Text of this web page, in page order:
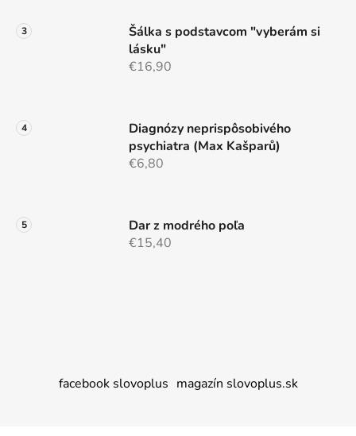
Šálka s podstavcom "vyberám si
lásku"
€16,90
Diagnózy neprispôsobivého
psychiatra (Max Kašparů)
€6,80
Dar z modrého poľa
€15,40
facebook slovoplus magazín slovoplus.sk